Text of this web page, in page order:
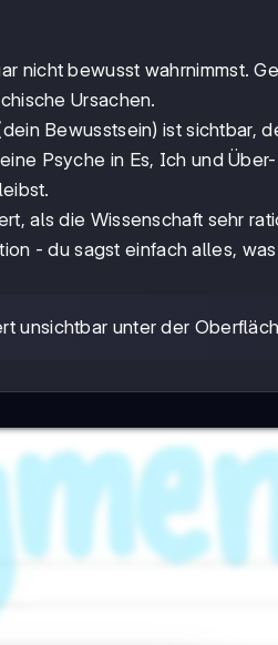
nicht bewusst wahrnimmst.
Ursachen.
Bewusstsein) ist sichtbar,
Psyche in Es, Ich und
als die Wissenschaft sehr
- du sagst einfach alles,
unsichtbar unter der